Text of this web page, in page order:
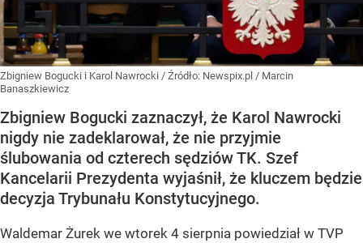
Zbigniew Bogucki i Karol Nawrocki / Źródło: Newspix.pl / Marcin
Banaszkiewicz
Zbigniew Bogucki zaznaczył, że Karol Nawrocki
nigdy nie zadeklarował, że nie przyjmie
ślubowania od czterech sędziów TK. Szef
Kancelarii Prezydenta wyjaśnił, że kluczem będzie
decyzja Trybunału Konstytucyjnego.
Waldemar Żurek we wtorek 4 sierpnia powiedział w TVP